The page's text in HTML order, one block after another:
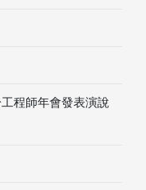
程師年會發表演說